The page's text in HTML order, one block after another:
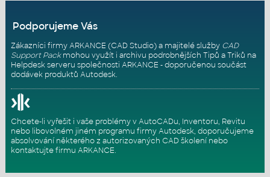
Podporujeme Vás
Zákazníci firmy ARKANCE (CAD Studio) a majitelé služby CAD
Support Packmohou využít i archivu podrobnějších Tipů a Triků na
Helpdesk serveru společnosti ARKANCE - doporučenou součást
dodávek produktů Autodesk.
Chcete-li vyřešit i vaše problémy v AutoCADu, Inventoru, Revitu
nebo libovolném jiném programu firmy Autodesk, doporučujeme
absolvování některého z autorizovaných CAD školenínebo
kontaktujte firmu ARKANCE.